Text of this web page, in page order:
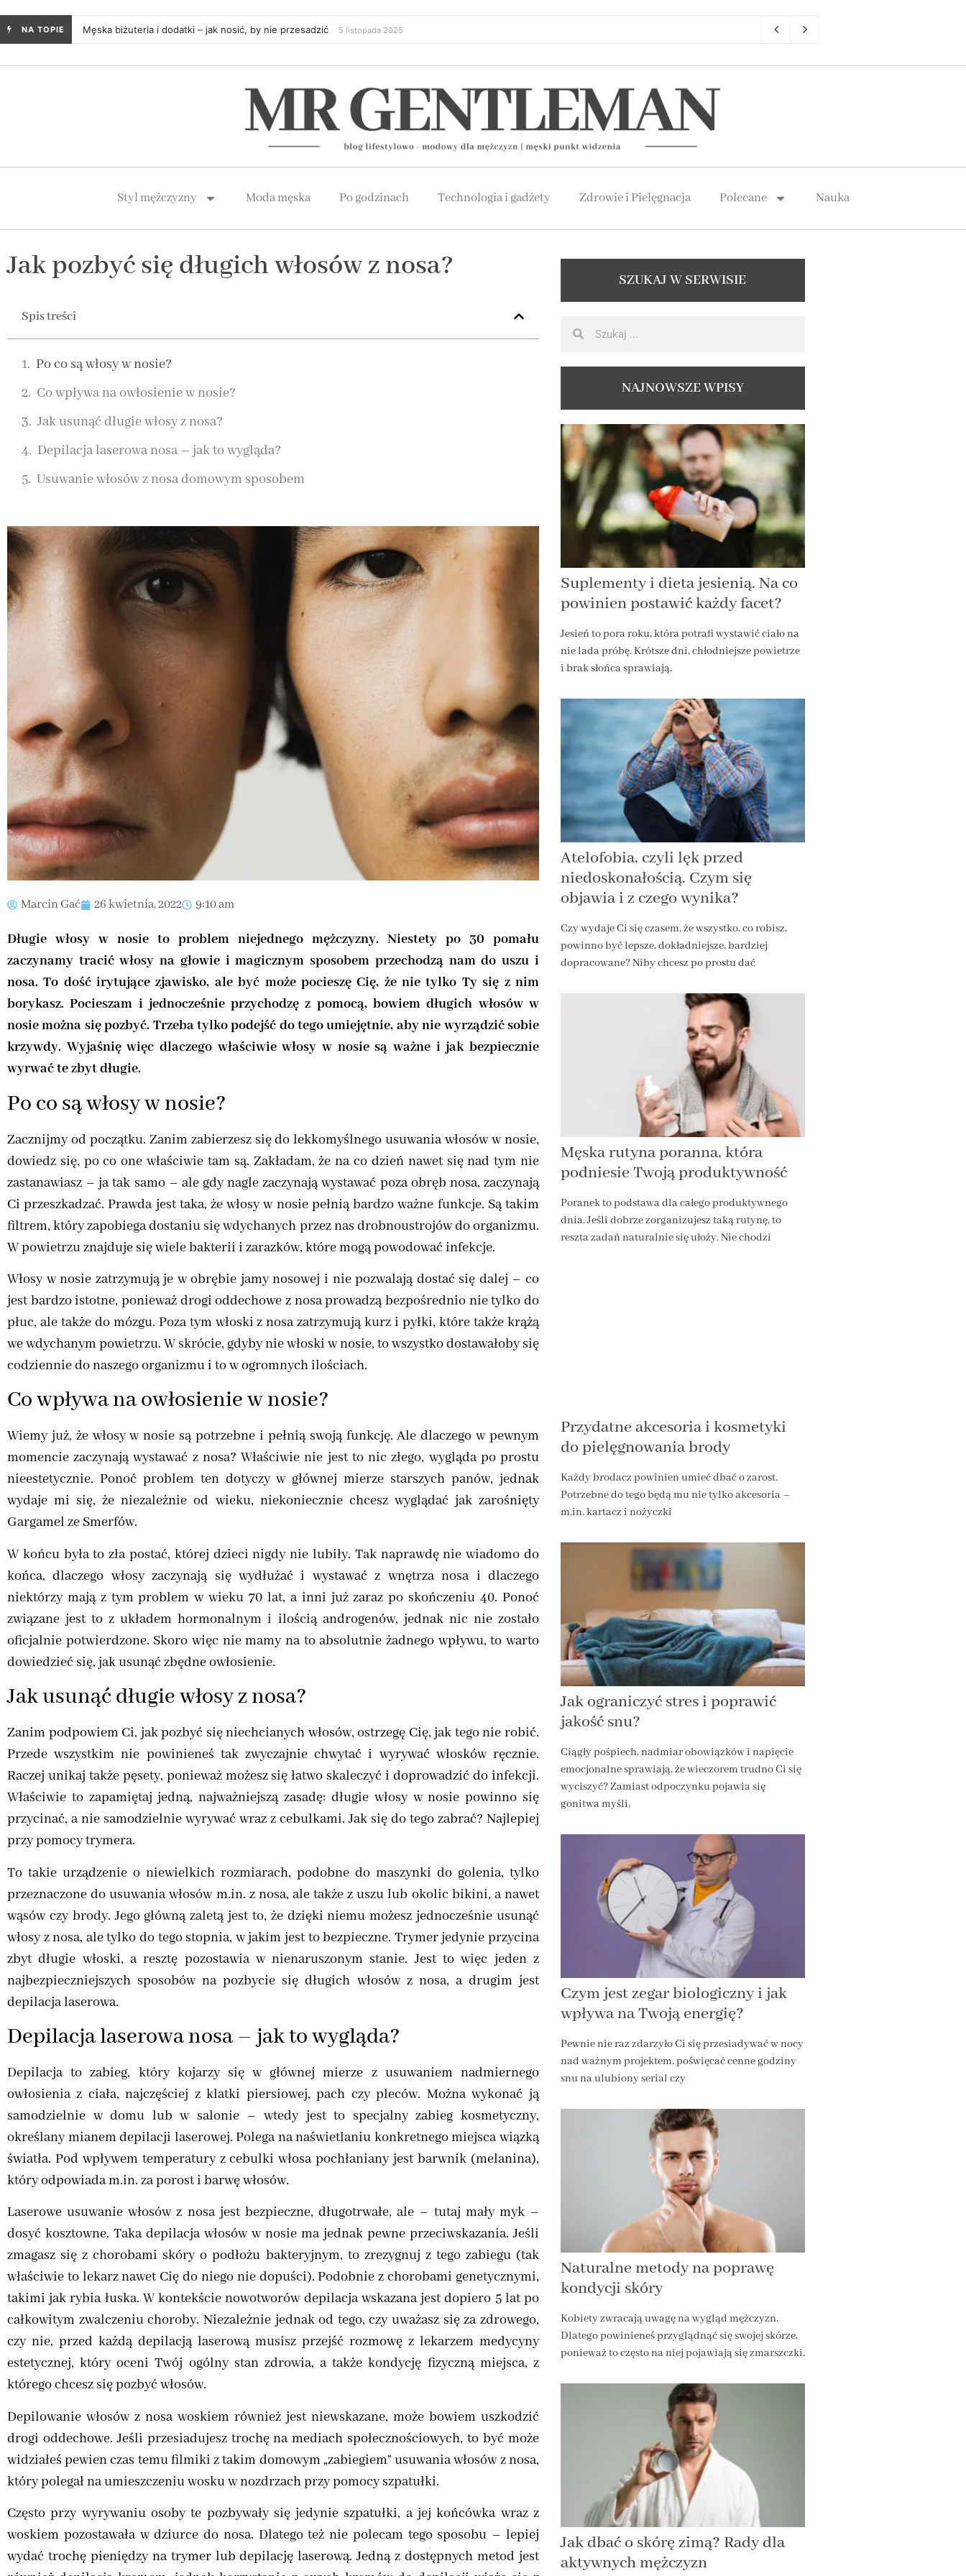
NA TOPIE Męska biżuteria i dodatki – jak nosić, by nie przesadzić 5 listopada 2025
Styl mężczyzny Moda męska Po godzinach Technologia i gadżety Zdrowie i Pielęgnacja Polecane Nauka
Jak pozbyć się długich włosów z nosa?
Spis treści
Po co są włosy w nosie?
Co wpływa na owłosienie w nosie?
Jak usunąć długie włosy z nosa?
Depilacja laserowa nosa – jak to wygląda?
Usuwanie włosów z nosa domowym sposobem
Marcin Gać 26 kwietnia, 2022 9:10 am
Długie włosy w nosie to problem niejednego mężczyzny. Niestety po 30 pomału
zaczynamy tracić włosy na głowie i magicznym sposobem przechodzą nam do uszu i
nosa. To dość irytujące zjawisko, ale być może pocieszę Cię, że nie tylko Ty się z nim
borykasz. Pocieszam i jednocześnie przychodzę z pomocą, bowiem długich włosów w
nosie można się pozbyć. Trzeba tylko podejść do tego umiejętnie, aby nie wyrządzić sobie
krzywdy. Wyjaśnię więc dlaczego właściwie włosy w nosie są ważne i jak bezpiecznie
wyrwać te zbyt długie.
Po co są włosy w nosie?
Zacznijmy od początku. Zanim zabierzesz się do lekkomyślnego usuwania włosów w nosie,
dowiedz się, po co one właściwie tam są. Zakładam, że na co dzień nawet się nad tym nie
zastanawiasz – ja tak samo – ale gdy nagle zaczynają wystawać poza obręb nosa, zaczynają
Ci przeszkadzać. Prawda jest taka, że włosy w nosie pełnią bardzo ważne funkcje. Są takim
filtrem, który zapobiega dostaniu się wdychanych przez nas drobnoustrojów do organizmu.
W powietrzu znajduje się wiele bakterii i zarazków, które mogą powodować infekcje.
Włosy w nosie zatrzymują je w obrębie jamy nosowej i nie pozwalają dostać się dalej – co
jest bardzo istotne, ponieważ drogi oddechowe z nosa prowadzą bezpośrednio nie tylko do
płuc, ale także do mózgu. Poza tym włoski z nosa zatrzymują kurz i pyłki, które także krążą
we wdychanym powietrzu. W skrócie, gdyby nie włoski w nosie, to wszystko dostawałoby się
codziennie do naszego organizmu i to w ogromnych ilościach.
Co wpływa na owłosienie w nosie?
Wiemy już, że włosy w nosie są potrzebne i pełnią swoją funkcję. Ale dlaczego w pewnym
momencie zaczynają wystawać z nosa? Właściwie nie jest to nic złego, wygląda po prostu
nieestetycznie. Ponoć problem ten dotyczy w głównej mierze starszych panów, jednak
wydaje mi się, że niezależnie od wieku, niekoniecznie chcesz wyglądać jak zarośnięty
Gargamel ze Smerfów.
W końcu była to zła postać, której dzieci nigdy nie lubiły. Tak naprawdę nie wiadomo do
końca, dlaczego włosy zaczynają się wydłużać i wystawać z wnętrza nosa i dlaczego
niektórzy mają z tym problem w wieku 70 lat, a inni już zaraz po skończeniu 40. Ponoć
związane jest to z układem hormonalnym i ilością androgenów, jednak nic nie zostało
oficjalnie potwierdzone. Skoro więc nie mamy na to absolutnie żadnego wpływu, to warto
dowiedzieć się, jak usunąć zbędne owłosienie.
Jak usunąć długie włosy z nosa?
Zanim podpowiem Ci, jak pozbyć się niechcianych włosów, ostrzegę Cię, jak tego nie robić.
Przede wszystkim nie powinieneś tak zwyczajnie chwytać i wyrywać włosków ręcznie.
Raczej unikaj także pęsety, ponieważ możesz się łatwo skaleczyć i doprowadzić do infekcji.
Właściwie to zapamiętaj jedną, najważniejszą zasadę: długie włosy w nosie powinno się
przycinać, a nie samodzielnie wyrywać wraz z cebulkami. Jak się do tego zabrać? Najlepiej
przy pomocy trymera.
To takie urządzenie o niewielkich rozmiarach, podobne do maszynki do golenia, tylko
przeznaczone do usuwania włosów m.in. z nosa, ale także z uszu lub okolic bikini, a nawet
wąsów czy brody. Jego główną zaletą jest to, że dzięki niemu możesz jednocześnie usunąć
włosy z nosa, ale tylko do tego stopnia, w jakim jest to bezpieczne. Trymer jedynie przycina
zbyt długie włoski, a resztę pozostawia w nienaruszonym stanie. Jest to więc jeden z
najbezpieczniejszych sposobów na pozbycie się długich włosów z nosa, a drugim jest
depilacja laserowa.
Depilacja laserowa nosa – jak to wygląda?
Depilacja to zabieg, który kojarzy się w głównej mierze z usuwaniem nadmiernego
owłosienia z ciała, najczęściej z klatki piersiowej, pach czy pleców. Można wykonać ją
samodzielnie w domu lub w salonie – wtedy jest to specjalny zabieg kosmetyczny,
określany mianem depilacji laserowej. Polega na naświetlaniu konkretnego miejsca wiązką
światła. Pod wpływem temperatury z cebulki włosa pochłaniany jest barwnik (melanina),
który odpowiada m.in. za porost i barwę włosów.
Laserowe usuwanie włosów z nosa jest bezpieczne, długotrwałe, ale – tutaj mały myk –
dosyć kosztowne. Taka depilacja włosów w nosie ma jednak pewne przeciwskazania. Jeśli
zmagasz się z chorobami skóry o podłożu bakteryjnym, to zrezygnuj z tego zabiegu (tak
właściwie to lekarz nawet Cię do niego nie dopuści). Podobnie z chorobami genetycznymi,
takimi jak rybia łuska. W kontekście nowotworów depilacja wskazana jest dopiero 5 lat po
całkowitym zwalczeniu choroby. Niezależnie jednak od tego, czy uważasz się za zdrowego,
czy nie, przed każdą depilacją laserową musisz przejść rozmowę z lekarzem medycyny
estetycznej, który oceni Twój ogólny stan zdrowia, a także kondycję fizyczną miejsca, z
którego chcesz się pozbyć włosów.
Depilowanie włosów z nosa woskiem również jest niewskazane, może bowiem uszkodzić
drogi oddechowe. Jeśli przesiadujesz trochę na mediach społecznościowych, to być może
widziałeś pewien czas temu filmiki z takim domowym „zabiegiem” usuwania włosów z nosa,
który polegał na umieszczeniu wosku w nozdrzach przy pomocy szpatułki.
Często przy wyrywaniu osoby te pozbywały się jedynie szpatułki, a jej końcówka wraz z
woskiem pozostawała w dziurce do nosa. Dlatego też nie polecam tego sposobu – lepiej
wydać trochę pieniędzy na trymer lub depilację laserową. Jedną z dostępnych metod jest
SZUKAJ W SERWISIE
NAJNOWSZE WPISY
Suplementy i dieta jesienią. Na co
powinien postawić każdy facet?
Jesień to pora roku, która potrafi wystawić ciało na
nie lada próbę. Krótsze dni, chłodniejsze powietrze
i brak słońca sprawiają,
Atelofobia, czyli lęk przed
niedoskonałością. Czym się
objawia i z czego wynika?
Czy wydaje Ci się czasem, że wszystko, co robisz,
powinno być lepsze, dokładniejsze, bardziej
dopracowane? Niby chcesz po prostu dać
Męska rutyna poranna, która
podniesie Twoją produktywność
Poranek to podstawa dla całego produktywnego
dnia. Jeśli dobrze zorganizujesz taką rutynę, to
reszta zadań naturalnie się ułoży. Nie chodzi
Przydatne akcesoria i kosmetyki
do pielęgnowania brody
Każdy brodacz powinien umieć dbać o zarost.
Potrzebne do tego będą mu nie tylko akcesoria –
m.in. kartacz i nożyczki
Jak ograniczyć stres i poprawić
jakość snu?
Ciągły pośpiech, nadmiar obowiązków i napięcie
emocjonalne sprawiają, że wieczorem trudno Ci się
wyciszyć? Zamiast odpoczynku pojawia się
gonitwa myśli,
Czym jest zegar biologiczny i jak
wpływa na Twoją energię?
Pewnie nie raz zdarzyło Ci się przesiadywać w nocy
nad ważnym projektem, poświęcać cenne godziny
snu na ulubiony serial czy
Naturalne metody na poprawę
kondycji skóry
Kobiety zwracają uwagę na wygląd mężczyzn.
Dlatego powinieneś przyglądnąć się swojej skórze,
ponieważ to często na niej pojawiają się zmarszczki,
Jak dbać o skórę zimą? Rady dla
aktywnych mężczyzn